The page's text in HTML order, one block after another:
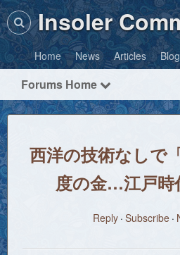
Home News Articles
Forums Home
西洋の技術なしで
度の金…江戸時
Reply Subscribe